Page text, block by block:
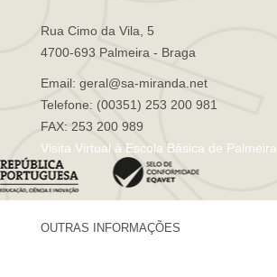
Rua Cimo da Vila, 5
4700-693 Palmeira - Braga
Email: geral@sa-miranda.net
Telefone: (00351) 253 200 981
FAX: 253 200 989
Visita Virtual à Escola Básica de Palmeira
OUTRAS INFORMAÇÕES